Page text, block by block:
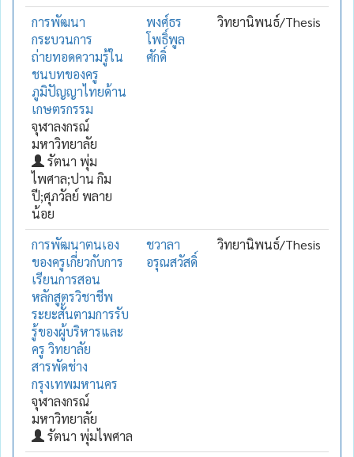
การพัฒนา
กระบวนการ
ถ่ายทอดความรู้ใน
ชนบทของครู
ภูมิปัญญาไทยด้าน
เกษตรกรรม
จุฬาลงกรณ์
มหาวิทยาลัย
รัตนา พุ่ม
ไพศาล;ปาน กิม
ปี;ศุภวัลย์ พลาย
น้อย
พงศ์ธร
โพธิ์พูล
ศักดิ์
วิทยานิพนธ์/Thesis
การพัฒนาตนเอง
ของครูเกี่ยวกับการ
เรียนการสอน
หลักสูตรวิชาชีพ
ระยะสั้นตามการรับ
รู้ของผู้บริหารและ
ครู วิทยาลัย
สารพัดช่าง
กรุงเทพมหานคร
จุฬาลงกรณ์
มหาวิทยาลัย
รัตนา พุ่มไพศาล
ชวาลา
อรุณสวัสดิ์
วิทยานิพนธ์/Thesis